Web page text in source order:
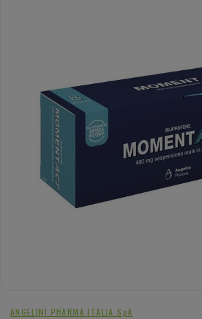
ANGELINI PHARMA ITALIA SpA